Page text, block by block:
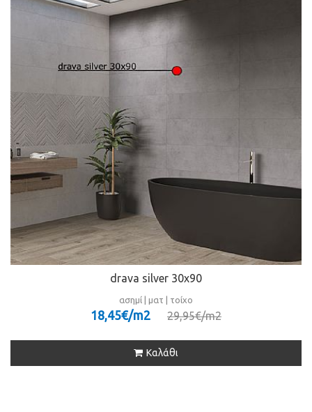
drava silver 30x90
ασημί | ματ | τοίχο
18,45€/m2 29,95€/m2
Καλάθι